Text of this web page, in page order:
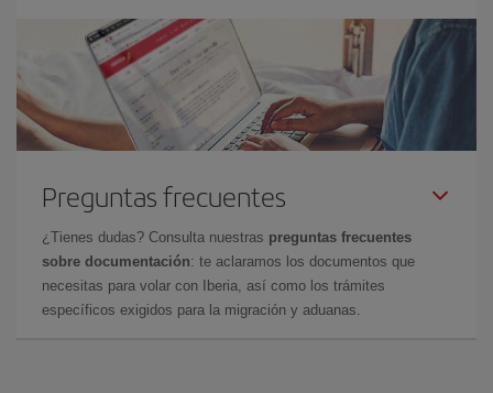
Preguntas frecuentes
¿Tienes dudas? Consulta nuestras preguntas frecuentes
sobre documentación: te aclaramos los documentos que
necesitas para volar con Iberia, así como los trámites
específicos exigidos para la migración y aduanas.